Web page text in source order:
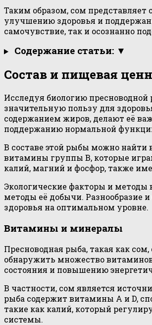
Таким образом, сом представляет
улучшению здоровья и
самочувствие, так и осознанно
Содержание статьи: ▼
Состав и пищевая
Исследуя биологию
значительную пользу для
содержанием жиров, делают её
поддержанию нормальной
В составе этой рыбы можно найти
витамины группы B, которые
калий, магний и фосфор, также
Экологические факторы и
методы её добычи. Разнообразие
здоровья на оптимальном уровне.
Витамины и минералы
Пресноводная рыба, такая как
обнаружить множество
состояния и повышению
В частности, сом является
рыба содержит витамины A и D,
такие как калий, который
системы.